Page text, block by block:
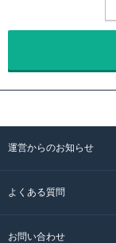
運営からのお知らせ
よくある質問
お問い合わせ